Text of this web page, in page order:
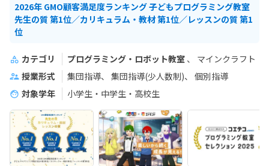
2026年 GMO顧客満足度ランキング 子どもプログラミング教室
先生の質 第1位／カリキュラム・教材 第1位／レッスンの質 第1
位
カテゴリ プログラミング・ロボット教室
マインクラフト
授業形式
集団指導 集団指導(少人数制)
個別指導
対象学年
小学生・中学生・高校生